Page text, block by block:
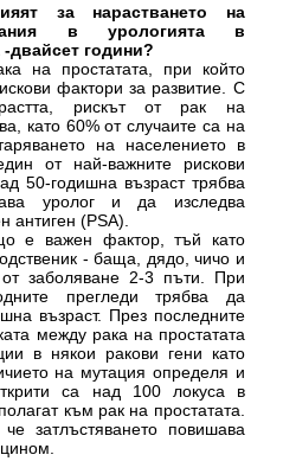
за нарастването на
в урологията в
двайсет години?
на простатата, при който
фактори за развитие. С
рискът от рак на
като 60% от случаите са на
на населението в
от най-важните рискови
50-годишна възраст трябва
уролог и да изследва
антиген (PSA).
е важен фактор, тъй като
- баща, дядо, чичо и
заболяване 2-3 пъти. При
прегледи трябва да
възраст. През последните
между рака на простатата
в някои ракови гени като
на мутация определя и
са над 100 локуса в
към рак на простатата.
затлъстяването повишава